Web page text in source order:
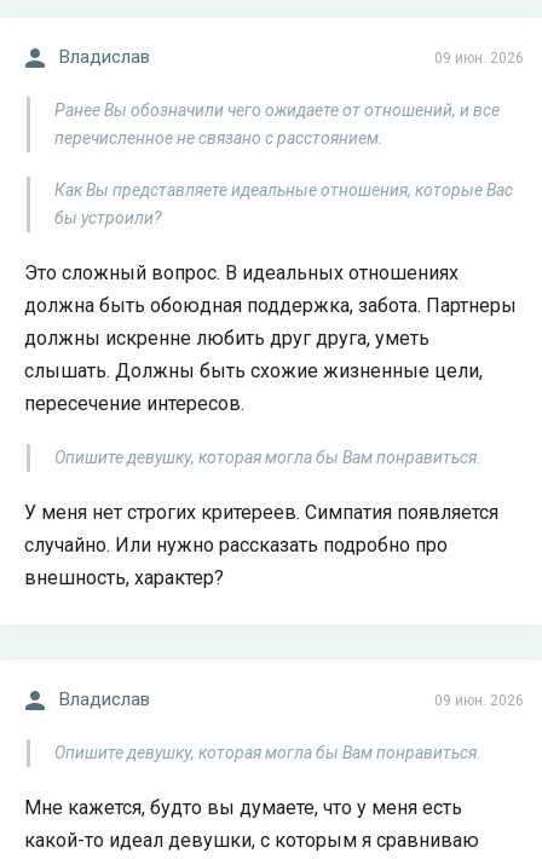
09 июн. 2026
Владислав
Ранее Вы обозначили чего ожидаете от отношений, и все
перечисленное не связано с расстоянием.
Как Вы представляете идеальные отношения, которые Вас
бы устроили?
Это сложный вопрос. В идеальных отношениях
должна быть обоюдная поддержка, забота. Партнеры
должны искренне любить друг друга, уметь
слышать. Должны быть схожие жизненные цели,
пересечение интересов.
Опишите девушку, которая могла бы Вам понравиться.
У меня нет строгих критереев. Симпатия появляется
случайно. Или нужно рассказать подробно про
внешность, характер?
09 июн. 2026
Владислав
Опишите девушку, которая могла бы Вам понравиться.
Мне кажется, будто вы думаете, что у меня есть
какой-то идеал девушки, с которым я сравниваю